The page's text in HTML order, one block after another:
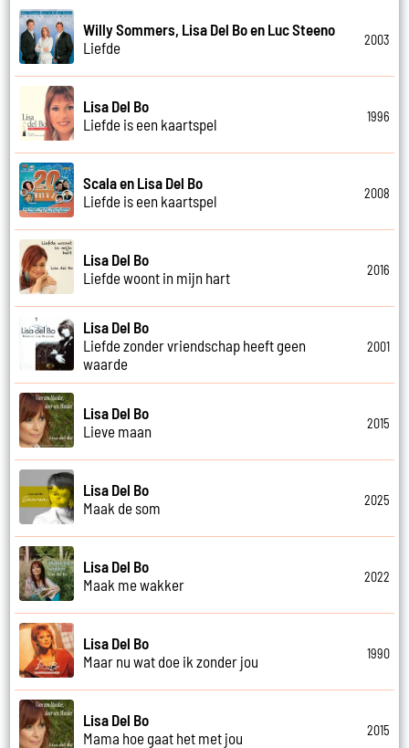
Willy Sommers, Lisa Del Bo en Luc Steeno
Liefde
2003
Lisa Del Bo
Liefde is een kaartspel
1996
Scala en Lisa Del Bo
Liefde is een kaartspel
2008
Lisa Del Bo
Liefde woont in mijn hart
2016
Lisa Del Bo
Liefde zonder vriendschap heeft geen
waarde
2001
Lisa Del Bo
Lieve maan
2015
Lisa Del Bo
Maak de som
2025
Lisa Del Bo
Maak me wakker
2022
Lisa Del Bo
Maar nu wat doe ik zonder jou
1990
Lisa Del Bo
Mama hoe gaat het met jou
2015